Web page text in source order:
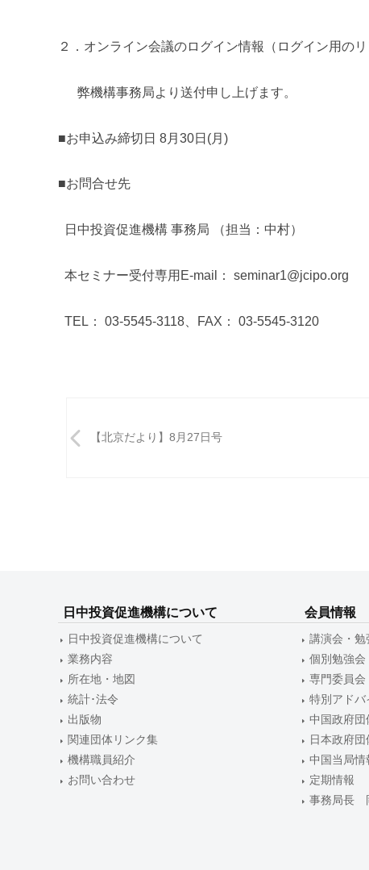
２．オンライン会議のログイン情報（ログイン用のリ
弊機構事務局より送付申し上げます。
■お申込み締切日 8月 30日 (月 )
■お問合せ先
日中投資促進機構 事務局 （担当：中村）
本セミナー受付専用 E-mail ： seminar1@jcipo.org
TEL ： 03-5545-3118、FAX： 03-5545-3120
稿
ョ
ン
【北京だより】8月27日号
日中投資促進機構について
日中投資促進機構について
業務内容
所在地・地図
統計･法令
出版物
関連団体リンク集
機構職員紹介
お問い合わせ
会員情報
講演会・勉
個別勉強会
専門委員会
特別アドバ
中国政府団
日本政府
中国当局情
定期情報
事務局長